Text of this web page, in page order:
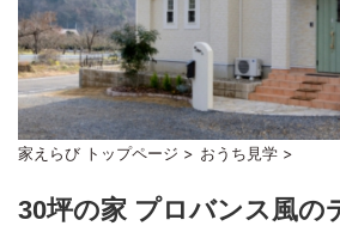
家えらび トップページ > おうち見学 >
30坪の家 プロバンス風の